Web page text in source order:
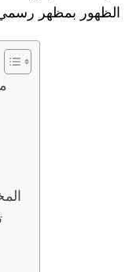
الظهور بمظهر رسمي